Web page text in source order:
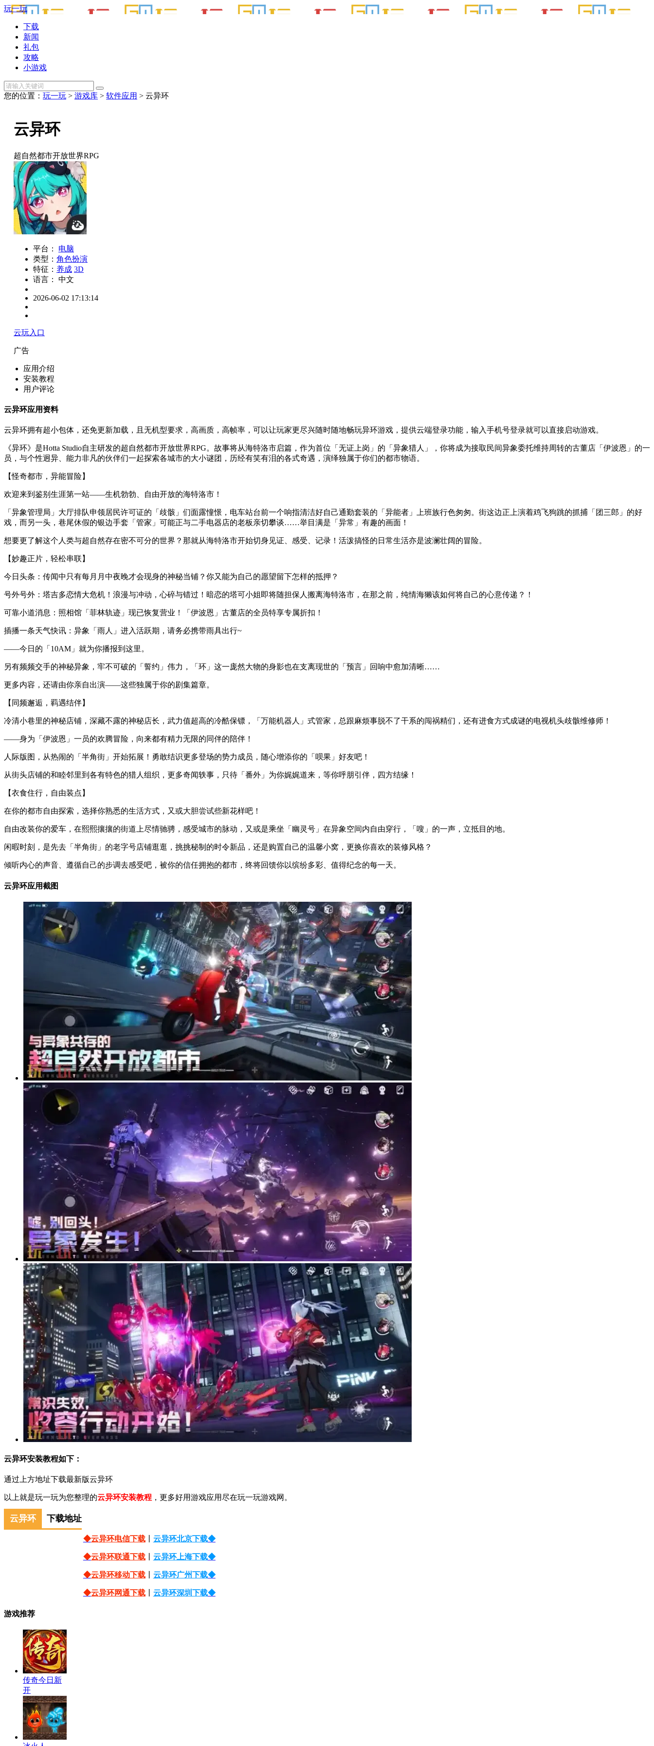
玩一玩
下载
新闻
礼包
攻略
小游戏
您的位置： 玩一玩 > 游戏库 > 软件应用 > 云异环
云异环
超自然都市开放世界RPG
平台：
电脑
类型： 角色扮演
特征： 养成 3D
语言： 中文
2026-06-02 17:13:14
云玩入口
广告
应用介绍
安装教程
用户评论
云异环应用资料
云异环拥有超小包体，还免更新加载，且无机型要求，高画质，高帧率，可以让玩家更尽兴随时随地畅玩异环游戏，提供云端登录功能，输入手机号登录就可以直接启动游戏。
《异环》是Hotta Studio自主研发的超自然都市开放世界RPG。故事将从海特洛市启篇，作为首位「无证上岗」的「异象猎人」，你将成为接取民间异象委托维持周转的古董店「伊波恩」的一
员，与个性迥异、能力非凡的伙伴们一起探索各城市的大小谜团，历经有笑有泪的各式奇遇，演绎独属于你们的都市物语。
【怪奇都市，异能冒险】
欢迎来到鉴别生涯第一站——生机勃勃、自由开放的海特洛市！
「异象管理局」大厅排队申领居民许可证的「歧骸」们面露憧憬，电车站台前一个响指清洁好自己通勤套装的「异能者」上班族行色匆匆。街这边正上演着鸡飞狗跳的抓捕「团三郎」的好
戏，而另一头，巷尾休假的银边手套「管家」可能正与二手电器店的老板亲切攀谈……举目满是「异常」有趣的画面！
想要更了解这个人类与超自然存在密不可分的世界？那就从海特洛市开始切身见证、感受、记录！活泼搞怪的日常生活亦是波澜壮阔的冒险。
【妙趣正片，轻松串联】
今日头条：传闻中只有每月月中夜晚才会现身的神秘当铺？你又能为自己的愿望留下怎样的抵押？
号外号外：塔吉多恋情大危机！浪漫与冲动，心碎与错过！暗恋的塔可小姐即将随担保人搬离海特洛市，在那之前，纯情海獭该如何将自己的心意传递？！
可靠小道消息：照相馆「菲林轨迹」现已恢复营业！「伊波恩」古董店的全员特享专属折扣！
插播一条天气快讯：异象「雨人」进入活跃期，请务必携带雨具出行~
——今日的「10AM」就为你播报到这里。
另有频频交手的神秘异象，牢不可破的「誓约」伟力，「环」这一庞然大物的身影也在支离现世的「预言」回响中愈加清晰……
更多内容，还请由你亲自出演——这些独属于你的剧集篇章。
【同频邂逅，羁遇结伴】
冷清小巷里的神秘店铺，深藏不露的神秘店长，武力值超高的冷酷保镖，「万能机器人」式管家，总跟麻烦事脱不了干系的闯祸精们，还有进食方式成谜的电视机头歧骸维修师！
——身为「伊波恩」一员的欢腾冒险，向来都有精力无限的同伴的陪伴！
人际版图，从热闹的「半角街」开始拓展！勇敢结识更多登场的势力成员，随心增添你的「呗果」好友吧！
从街头店铺的和睦邻里到各有特色的猎人组织，更多奇闻轶事，只待「番外」为你娓娓道来，等你呼朋引伴，四方结缘！
【衣食住行，自由装点】
在你的都市自由探索，选择你熟悉的生活方式，又或大胆尝试些新花样吧！
自由改装你的爱车，在熙熙攘攘的街道上尽情驰骋，感受城市的脉动，又或是乘坐「幽灵号」在异象空间内自由穿行，「嗖」的一声，立抵目的地。
闲暇时刻，是先去「半角街」的老字号店铺逛逛，挑挑秘制的时令新品，还是购置自己的温馨小窝，更换你喜欢的装修风格？
倾听内心的声音、遵循自己的步调去感受吧，被你的信任拥抱的都市，终将回馈你以缤纷多彩、值得纪念的每一天。
云异环应用截图
云异环安装教程如下：
通过上方地址下载最新版云异环
以上就是玩一玩为您整理的云异环安装教程 ，更多好用游戏应用尽在玩一玩游戏网。
云异环 下载地址
◆云异环电信下载丨 云异环北京下载◆
◆云异环联通下载丨 云异环上海下载◆
◆云异环移动下载丨 云异环广州下载◆
◆云异环网通下载丨 云异环深圳下载◆
游戏推荐
传奇今日新
开